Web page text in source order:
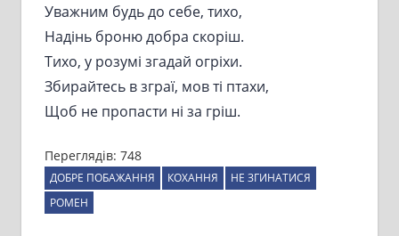
Уважним будь до себе, тихо,
Надінь броню добра скоріш.
Тихо, у розумі згадай огріхи.
Збирайтесь в зграї, мов ті птахи,
Щоб не пропасти ні за гріш.
Переглядів: 748
ДОБРЕ ПОБАЖАННЯ КОХАННЯ
НЕ ЗГИНАТИСЯ
РОМЕН